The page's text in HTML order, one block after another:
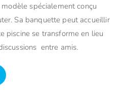
modèle spécialement conçu
Sa banquette peut accueillir
piscine se transforme en lieu
entre amis.